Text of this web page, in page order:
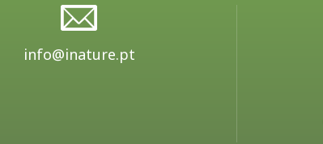
info@inature.pt